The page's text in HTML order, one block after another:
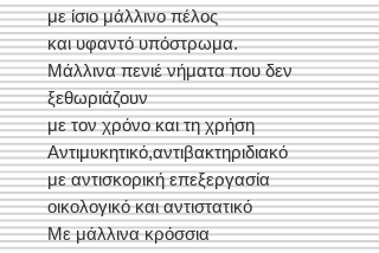
με ίσιο μάλλινο πέλος
και υφαντό υπόστρωμα.
Μάλλινα πενιέ νήματα που δεν
ξεθωριάζουν
με τον χρόνο και τη χρήση
Αντιμυκητικό,αντιβακτηριδιακό
με αντισκορική επεξεργασία
οικολογικό και αντιστατικό
Με μάλλινα κρόσσια